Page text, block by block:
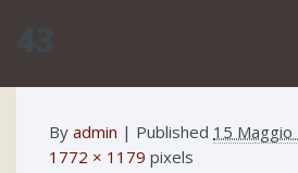
By admin | Published 15 Maggio
1772 × 1179 pixels